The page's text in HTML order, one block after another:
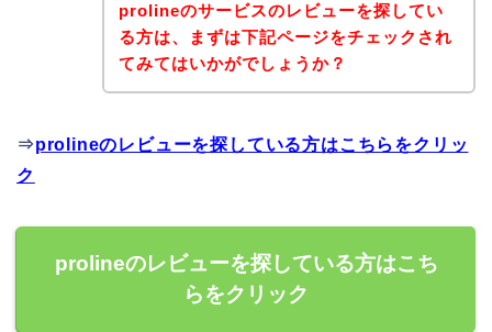
prolineのサービスのレビューを探してい
る方は、まずは下記ページをチェックされ
てみてはいかがでしょうか？
⇒prolineのレビューを探している方はこちらをクリッ
ク
prolineのレビューを探している方はこち
らをクリック